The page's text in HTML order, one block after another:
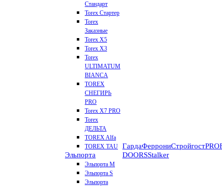
Стандарт
Torex Стартер
Torex
Заказные
Torex Х5
Torex Х3
Torex
ULTIMATUM
BIANCA
TOREX
СНЕГИРЬ
PRO
Torex X7 PRO
Torex
ДЕЛЬТА
TOREX Alfa
TOREX TAU
Эльпорта
Эльпорта M
Эльпорта S
Эльпорта
ГардаФеррониСтройгост
DOORSStalker